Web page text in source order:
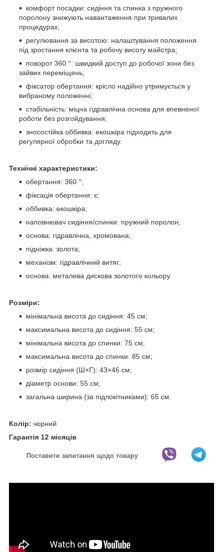
комфорт посадки: сидіння та спинка з пружного
поролону знижують навантаження при тривалих
процедурах;
регулювання за висотою: налаштування положення
під зростання клієнта та робочу висоту майстра;
поворот 360 °: швидкий доступ до робочої зони без
зайвих переміщень;
фіксатор обертання: крісло надійно утримується у
вибраному положенні;
стабільність: міцна гідравлічна основа для впевненої
роботи без розгойдування;
зносостійка оббивка: екошкіра підходить для
регулярної обробки та догляду.
Технічні характеристики:
обертання: 360 °;
фіксація обертання: є;
оббивка: екошкіра;
наповнювач сидіння/спинки: пружний поролон;
основа: гідравлічна, хромована;
підніжка: золота;
механізм: гідравлічний витяг;
основа: металева дискова золотого кольору.
Розміри:
мінімальна висота до сидіння: 45 см;
максимальна висота до сидіння: 55 см;
мінімальна висота до спинки: 75 см;
максимальна висота до спинки: 85 см;
розмір сидіння (Ш×Г): 43×46 см;
діаметр основи: 55 см;
загальна ширина (за підлокітниками): 65 см.
Колір: чорний
Гарантія 12 місяців
Поставити запитання щодо товару